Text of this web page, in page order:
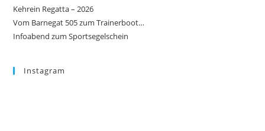
Kehrein Regatta – 2026
Vom Barnegat 505 zum Trainerboot…
Infoabend zum Sportsegelschein
Instagram